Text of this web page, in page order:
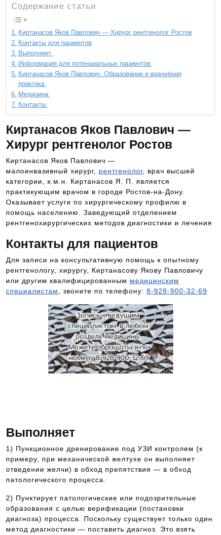
Содержание статьи
Киртанасов Яков Павлович — Хирург рентгенолог Ростов
Контакты для пациентов
Выполняет
Информация для потенциальных пациентов
Киртанасов Яков Павлович. Образование и врачебная
практика
Медицина
Контакты
Киртанасов Яков Павлович —
Хирург рентгенолог Ростов
Киртанасов Яков Павлович —
малоинвазивный хирург, рентгенолог, врач высшей
категории, к.м.н. Киртанасов Я. П. является
практикующим врачом в городе Ростов-на-Дону.
Оказывает услуги по хирургическому профилю в
помощь населению. Заведующий отделением
рентгенохирургических методов диагностики и лечения
Контакты для пациентов
Для записи на консультативную помощь к опытному
рентгенологу, хирургу, Киртанасову Якову Павловичу
или другим квалифицированным медицинским
специалистам
, звоните по телефону: 8-928-900-32-69
Выполняет
1) Пункционное дренирование под УЗИ контролем (к
примеру, при механической желтухе он выполняет
отведении желчи) в обход препятствия — в обход
патологического процесса.
2) Пунктирует патологические или подозрительные
образования с целью верификации (постановки
диагноза) процесса. Поскольку существует только один
метод диагностики — поставить диагноз. Это взять